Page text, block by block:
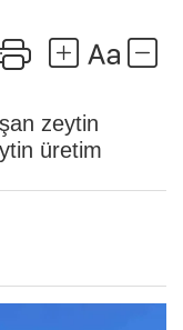
zeytin
üretim